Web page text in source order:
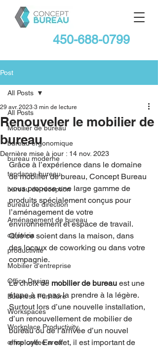
450-688-0799
Post
All Posts
Mobilier de bureau
bureau ergonomique
bureau moderne
tendance bureau
bureau de réception
bureau de direction
Aménagement de bureau
cafétéria
productivité
Mobilier d'entreprise
Office Design
Business Furniture
Workspaces
Workplace Productivity
office coffee area
All Posts
Renouveler le mobilier de
bureau
29 avr. 2023 3 min de lecture
Dernière mise à jour : 14 nov. 2023
Grâce à l’expérience dans le domaine
de mobilier de bureau, Concept Bureau
vous propose une large gamme de
produits spécialement conçus pour
l’aménagement de votre
environnement et espace de travail.
Que ce soient dans la maison, dans
des locaux de coworking ou dans votre
compagnie.
Le choix de mobilier de bureau est une
étape à ne pas la prendre à la légère.
Surtout lors d’une nouvelle installation,
d’un renouvellement de mobilier de
bureau ou de l’arrivée d’un nouvel
employé. En effet, il est important de